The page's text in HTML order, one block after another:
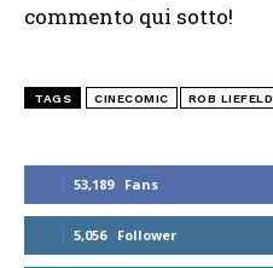
53,189 Fans
5,056 Follower
commento qui sotto!
TAGS CINECOMIC ROB LIEFELD